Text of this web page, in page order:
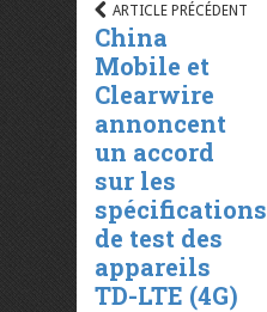
ARTICLE PRÉCÉDENT
China
Mobile et
Clearwire
annoncent
un accord
sur les
spécifications
de test des
appareils
TD-LTE (4G)